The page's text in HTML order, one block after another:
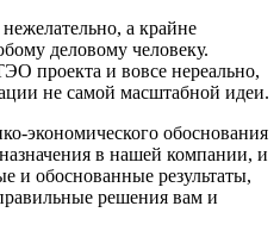
а крайне
деловому человеку.
проекта и вовсе нереально,
не самой масштабной идеи.
экономического обоснования
в нашей компании, и
и обоснованные результаты,
решения вам и